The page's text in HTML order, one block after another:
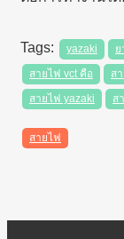
yazaki ย
สายไฟ vct คือ
ส
สายไฟ yazaki
ส
สายไฟ